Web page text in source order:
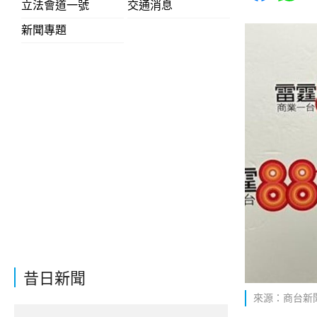
立法會道一號
交通消息
新聞專題
昔日新聞
來源：商台新